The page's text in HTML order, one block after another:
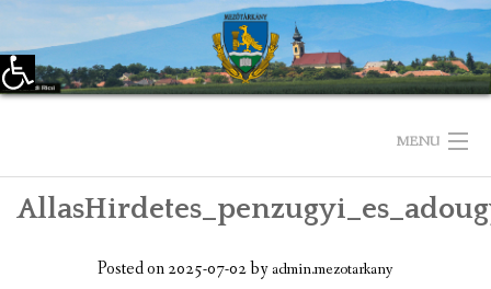
Eszköztár megnyitása
MENU
KEZDŐLAP
TELEPÜLÉSÜNKRŐL
Posted on2025-07-02byadmin.mezotarkany